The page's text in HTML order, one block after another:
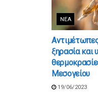
ΝΈΑ
ξηρασία και
Μεσογείου
19/06/2023